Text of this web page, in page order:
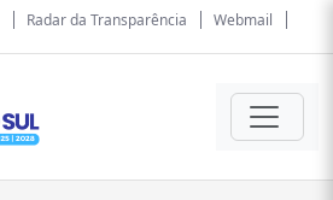
Radar da Transparência Webmail